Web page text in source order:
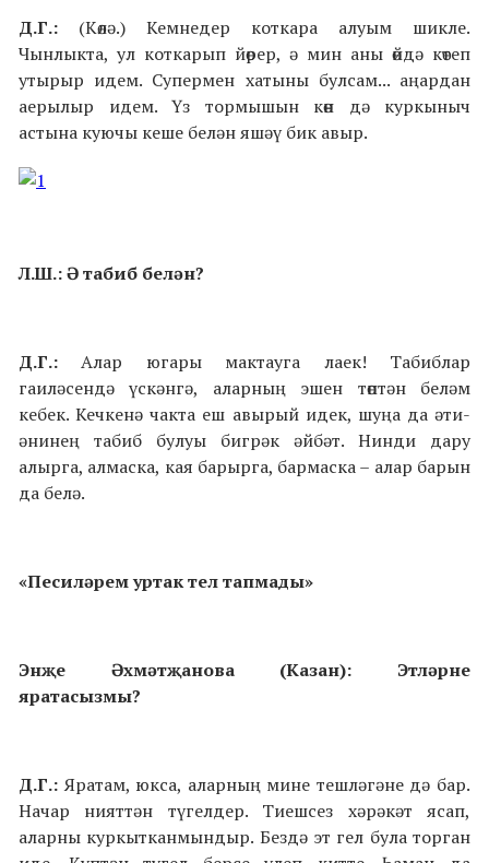
Д.Г.: (Көлә.) Кемнедер коткара алуым шикле.
Чынлыкта, ул коткарып йөрер, ә мин аны өйдә көтеп
утырыр идем. Супермен хатыны булсам... аңардан
аерылыр идем. Үз тормышын көн дә куркыныч
астына куючы кеше белән яшәү бик авыр.
Л.Ш.: Ә табиб белән?
Д.Г.: Алар югары мактауга лаек! Табиблар
гаиләсендә үскәнгә, аларның эшен төптән беләм
кебек. Кечкенә чакта еш авырый идек, шуңа да әти-
әнинең табиб булуы бигрәк әйбәт. Нинди дару
алырга, алмаска, кая барырга, бармаска – алар барын
да белә.
«Песиләрем уртак тел тапмады»
Энҗе Әхмәтҗанова (Казан): Этләрне
яратасызмы?
Д.Г.: Яратам, юкса, аларның мине тешләгәне дә бар.
Начар нияттән түгелдер. Тиешсез хәрәкәт ясап,
аларны куркытканмындыр. Бездә эт гел була торган